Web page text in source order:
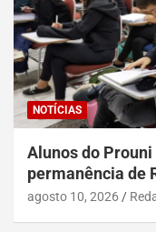
NOTÍCIAS
Alunos do
permanência de
agosto 10, 2026